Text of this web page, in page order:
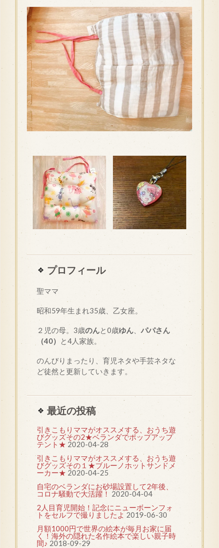
プロフィール
聖ママ
昭和59年生まれ35歳、乙女座。
２児の母。3歳のんと0歳ゆん
パパさん
（40）
と4人家族。
のんびりまったり、育児ネタや手芸ネタな
ど徒然と更新していきます。
最近の投稿
引きこもりママがオススメする、おうち遊
びグッズその2★ベランダでポップアップ
テント★ 2020-04-28
引きこもりママがオススメする、おうち遊
びグッズその１★ブルーノホットサンドメ
ーカー★ 2020-04-25
自宅のベランダにお砂場設置して2年後、
コロナ騒動で大活躍！ 2020-04-04
2人目育児開始！記念にニューボーンフォ
トをセルフで撮りましたよ 2019-06-30
月額1000円で世界の絵本が毎月お家に届
く！海外の隠れた名作絵本で楽しい親子時
間♪ 2018-09-29